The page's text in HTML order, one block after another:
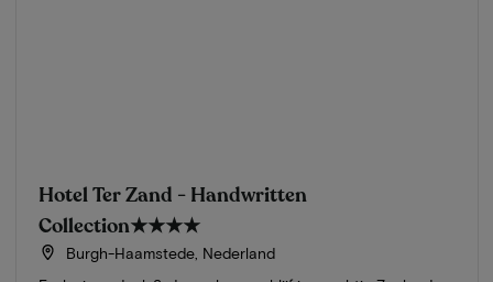
Hotel Ter Zand - Handwritten
Collection★★★★
Burgh-Haamstede, Nederland